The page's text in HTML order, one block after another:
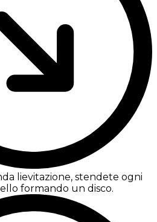
lievitazione, stendete ogni
formando un disco.